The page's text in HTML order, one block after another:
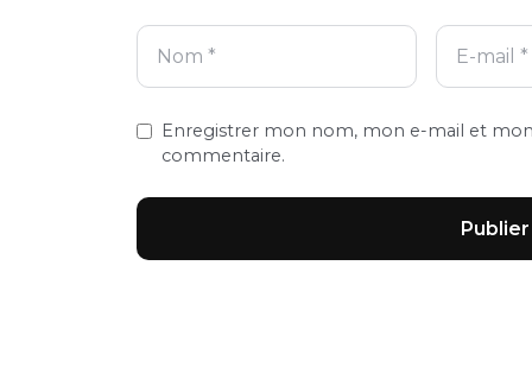
Enregistrer mon nom, mon e-mail et
commentaire.